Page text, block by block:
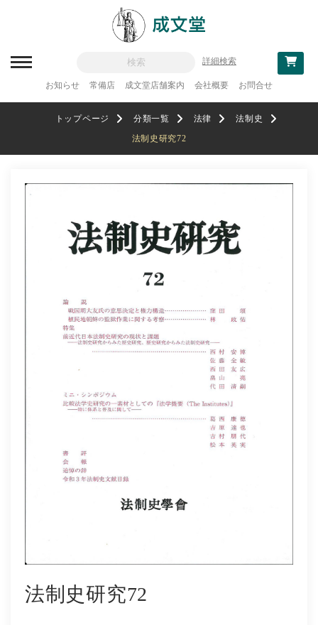
哲学・心理学・宗教学
歴史・語学・文学・随筆等
追補・訂正情報
お知らせ 常備店 成文堂店舗案内 会社概要 お問合せ
詳細検索
トップページ 分類一覧 法律
法制史
法制史研究72
法制史研究72